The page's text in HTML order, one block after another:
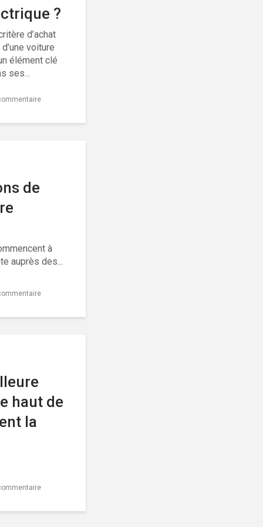
?
d’achat
voiture
élément clé
ses...
de
à
auprès des...
haut de
la